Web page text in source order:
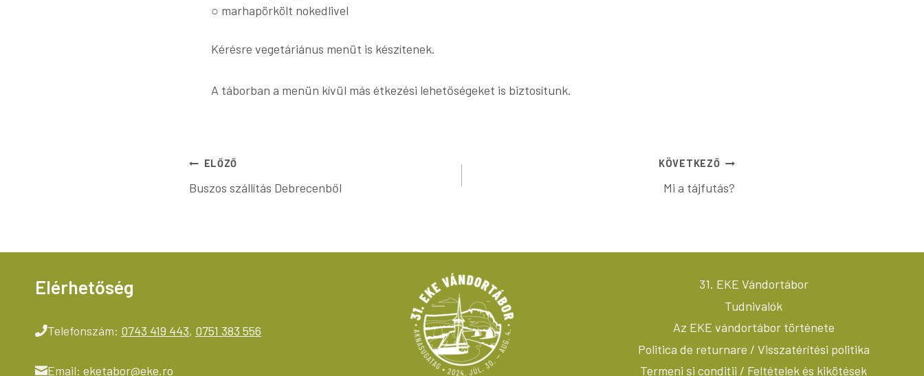
○ marhapörkölt nokedlivel
Kérésre vegetáriánus menüt is készítenek.
A táborban a menün kívül más étkezési lehetőségeket is biztosítunk.
Bejegyzés
ELŐZŐ
Buszos szállítás Debrecenből
KÖVETKEZŐ
Mi a tájfutás?
Elérhetőség
Telefonszám: 0743 419 443, 0751 383 556
Email: eketabor@eke.ro
31. EKE Vándortábor
Tudnivalók
Az EKE vándortábor története
Politica de returnare / Visszatérítési politika
Termeni și condiții / Feltételek és kikötések